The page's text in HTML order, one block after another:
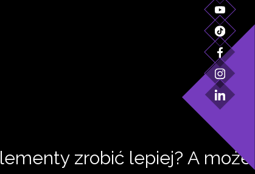
zrobić lepiej? A może